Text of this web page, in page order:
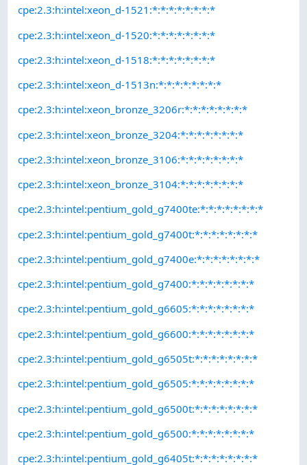
cpe:2.3:h:intel:xeon_d-1521:*:*:*:*:*:*:*:*
cpe:2.3:h:intel:xeon_d-1520:*:*:*:*:*:*:*:*
cpe:2.3:h:intel:xeon_d-1518:*:*:*:*:*:*:*:*
cpe:2.3:h:intel:xeon_d-1513n:*:*:*:*:*:*:*:*
cpe:2.3:h:intel:xeon_bronze_3206r:*:*:*:*:*:*:*:*
cpe:2.3:h:intel:xeon_bronze_3204:*:*:*:*:*:*:*:*
cpe:2.3:h:intel:xeon_bronze_3106:*:*:*:*:*:*:*:*
cpe:2.3:h:intel:xeon_bronze_3104:*:*:*:*:*:*:*:*
cpe:2.3:h:intel:pentium_gold_g7400te:*:*:*:*:*:*:*:*
cpe:2.3:h:intel:pentium_gold_g7400t:*:*:*:*:*:*:*:*
cpe:2.3:h:intel:pentium_gold_g7400e:*:*:*:*:*:*:*:*
cpe:2.3:h:intel:pentium_gold_g7400:*:*:*:*:*:*:*:*
cpe:2.3:h:intel:pentium_gold_g6605:*:*:*:*:*:*:*:*
cpe:2.3:h:intel:pentium_gold_g6600:*:*:*:*:*:*:*:*
cpe:2.3:h:intel:pentium_gold_g6505t:*:*:*:*:*:*:*:*
cpe:2.3:h:intel:pentium_gold_g6505:*:*:*:*:*:*:*:*
cpe:2.3:h:intel:pentium_gold_g6500t:*:*:*:*:*:*:*:*
cpe:2.3:h:intel:pentium_gold_g6500:*:*:*:*:*:*:*:*
cpe:2.3:h:intel:pentium_gold_g6405t:*:*:*:*:*:*:*:*